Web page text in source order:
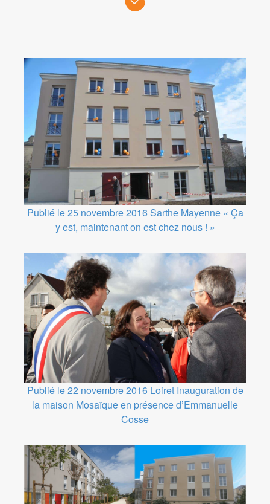
la plus proche de chez vous.
Publié le 25 novembre 2016Sarthe Mayenne « Ça
y est, maintenant on est chez nous ! »
Publié le 22 novembre 2016 Loiret Inauguration de
la maison Mosaïque en présence d’Emmanuelle
Cosse